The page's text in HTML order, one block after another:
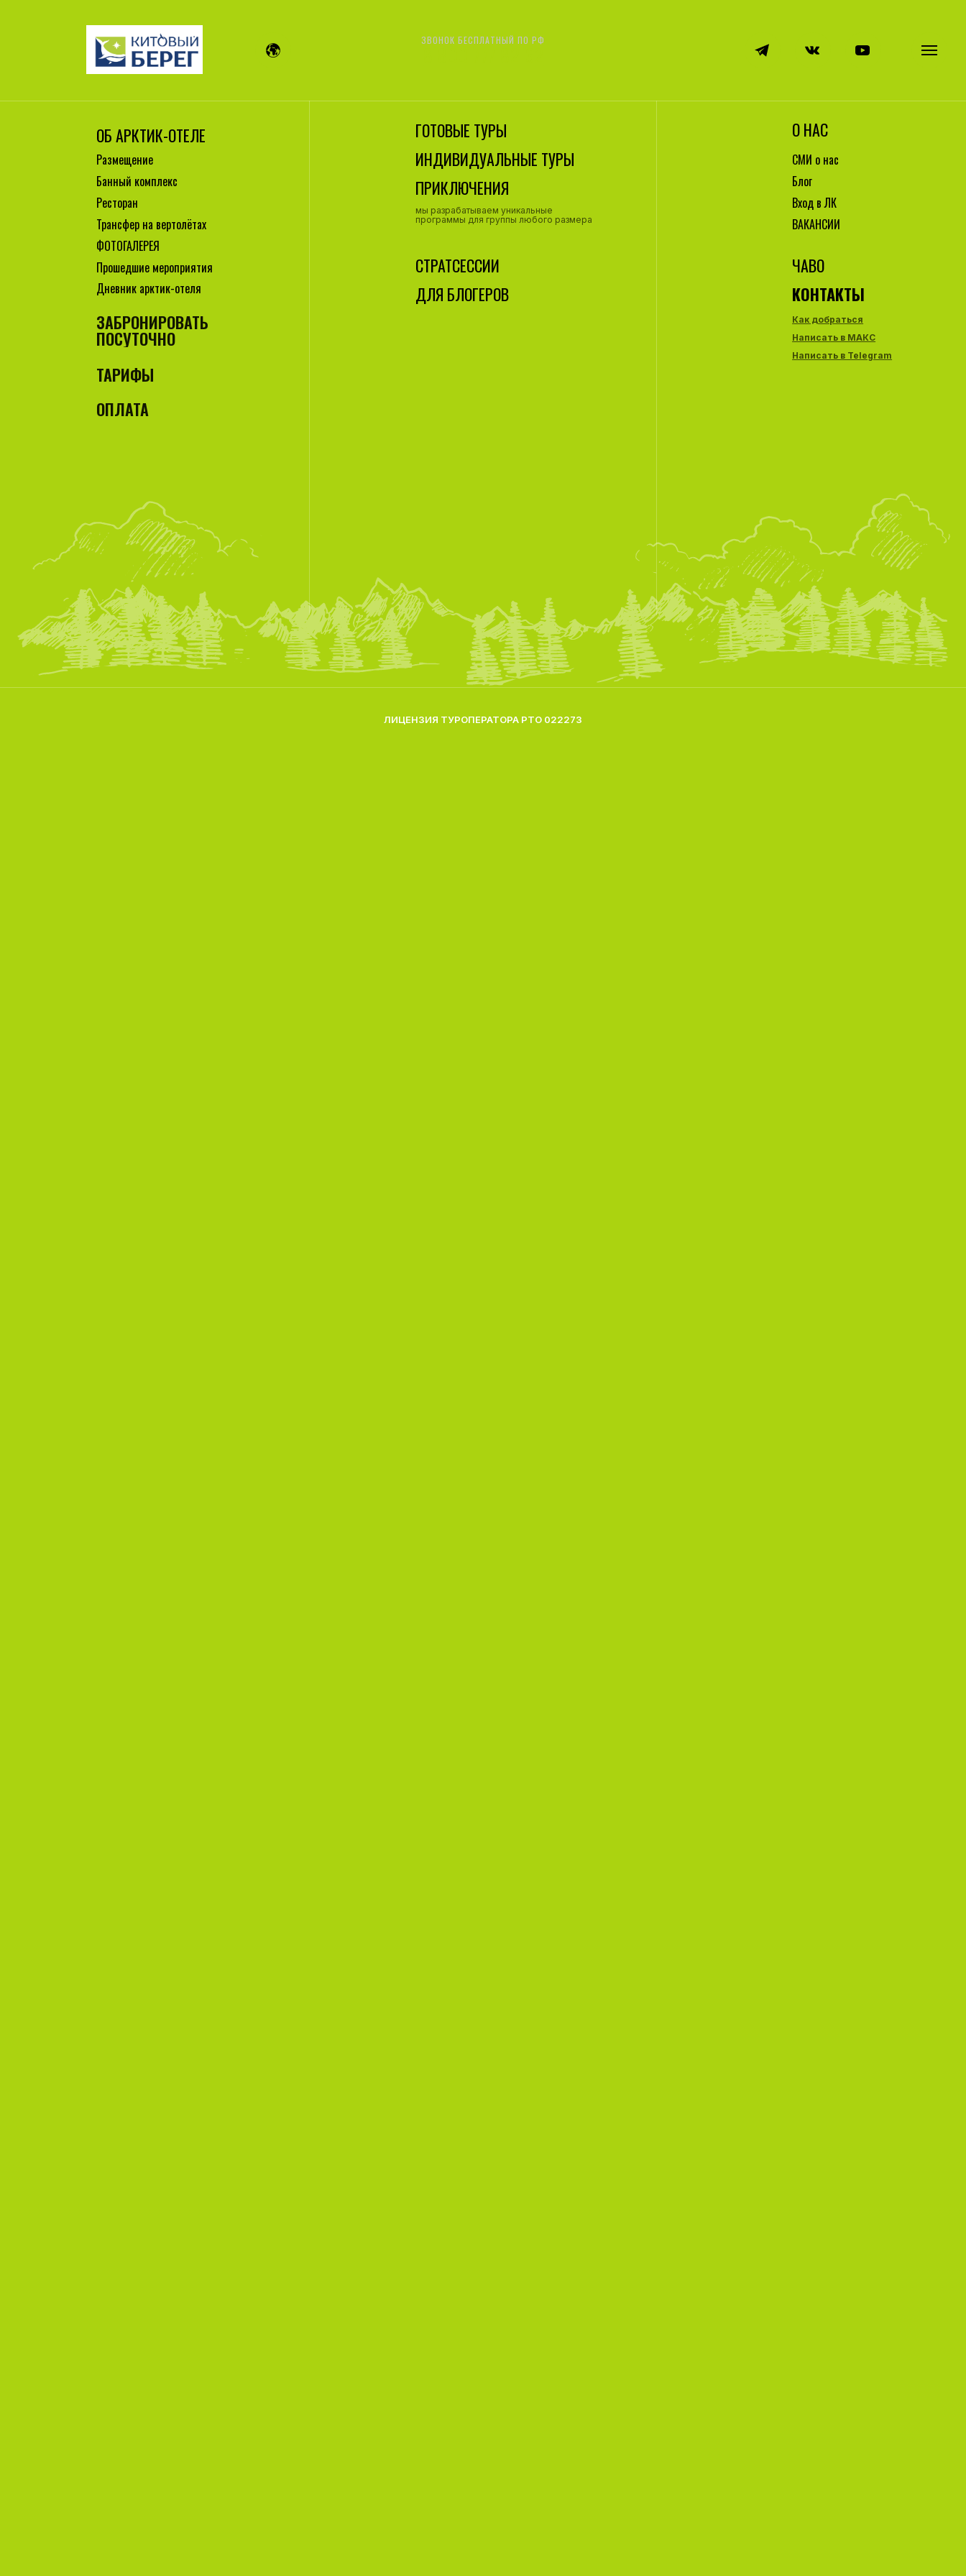
ЗВОНОК БЕСПЛАТНЫЙ ПО РФ
ЛИЦЕНЗИЯ ТУРОПЕРАТОРА РТО 022273
ОБ АРКТИК-ОТЕЛЕ
Размещение
Банный комплекс
Ресторан
Трансфер на вертолётах
ФОТОГАЛЕРЕЯ
Прошедшие мероприятия
Дневник арктик-отеля
ЗАБРОНИРОВАТЬ
ПОСУТОЧНО
О НАС
СМИ о нас
Блог
Как добраться
Написать в Telegram
Написать в МАКС
КОНТАКТЫ
ДЛЯ БЛОГЕРОВ
Вход в ЛК
ГОТОВЫЕ ТУРЫ
ИНДИВИДУАЛЬНЫЕ ТУРЫ
мы разрабатываем уникальные
программы для группы любого размера
ЧАВО
СТРАТСЕССИИ
ВАКАНСИИ
ТАРИФЫ
ОПЛАТА
ПРИКЛЮЧЕНИЯ